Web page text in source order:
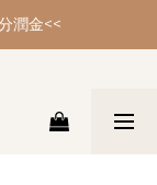
潤金<<
潤金<<
潤金<<